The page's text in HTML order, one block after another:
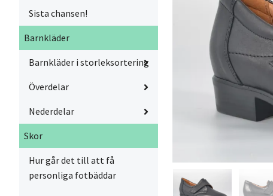
Sista chansen!
Barnkläder
Barnkläder i storleksortering
Överdelar
Nederdelar
Skor
Hur går det till att få
personliga fotbäddar